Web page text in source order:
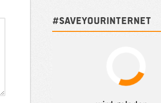
#SAVEYOURINTERNET